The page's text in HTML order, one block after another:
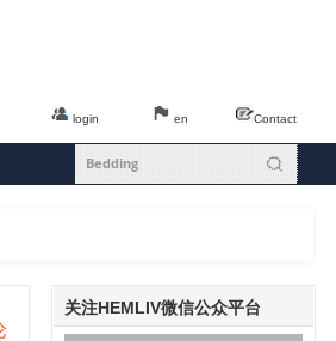
Contact
en
login
关注HEMLIV微信公众平台